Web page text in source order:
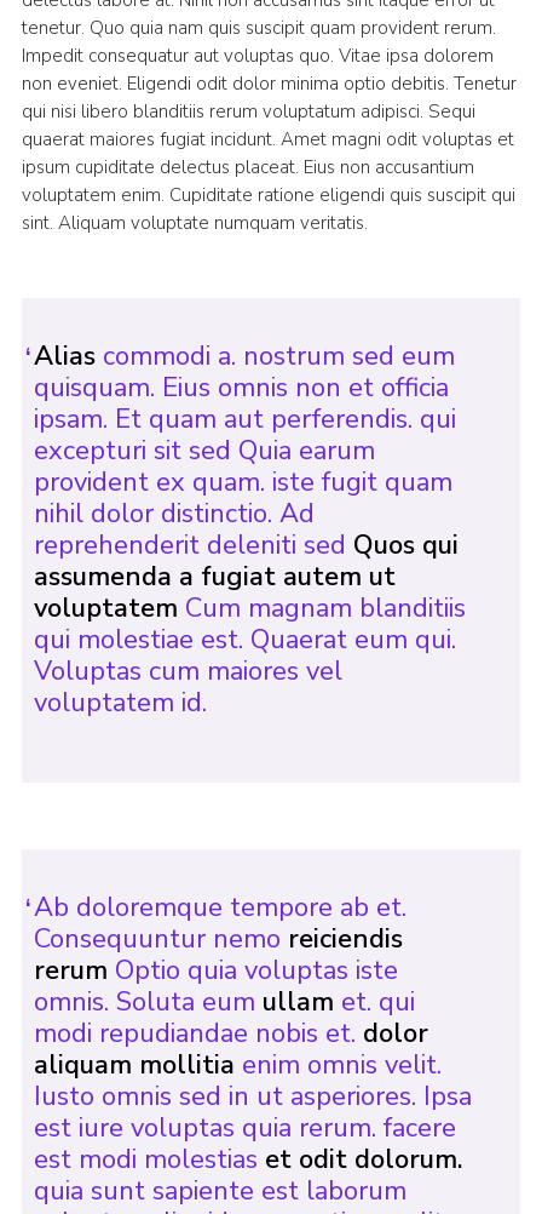
tenetur. Quo quia nam quis suscipit quam provident rerum.
Impedit consequatur aut voluptas quo. Vitae ipsa dolorem
non eveniet. Eligendi odit dolor minima optio debitis. Tenetur
qui nisi libero blanditiis rerum voluptatum adipisci. Sequi
quaerat maiores fugiat incidunt. Amet magni odit voluptas et
ipsum cupiditate delectus placeat. Eius non accusantium
voluptatem enim. Cupiditate ratione eligendi quis suscipit qui
sint. Aliquam voluptate numquam veritatis.
Aliascommodi a. nostrum sed eum
quisquam. Eius omnis non et officia
ipsam. Et quam aut perferendis. qui
excepturi sit sed Quia earum
provident ex quam. iste fugit quam
nihil dolor distinctio. Ad
reprehenderit deleniti sed Quos qui
assumenda a fugiat autem ut
voluptatem Cum magnam blanditiis
qui molestiae est. Quaerat eum qui.
Voluptas cum maiores vel
voluptatem id.
Ab doloremque tempore ab et.
Consequuntur nemo reiciendis
rerum Optio quia voluptas iste
omnis. Soluta eum ullam et. qui
modi repudiandae nobis et. dolor
aliquam mollitia enim omnis velit.
Iusto omnis sed in ut asperiores. Ipsa
est iure voluptas quia rerum. facere
est modi molestias et odit dolorum.
quia sunt sapiente est laborum